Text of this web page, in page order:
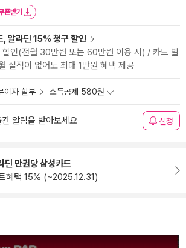
폰받기
, 알라딘 15% 청구 할인
할인(전월 30만원 또는 60만원 이용 시) / 카드 발
실적이 없어도 최대 1만원 혜택 제공
이자 할부 소득공제 580원
알림을 받아보세요 신청
만권당 삼성카드
혜택 15% (~2025.12.31)